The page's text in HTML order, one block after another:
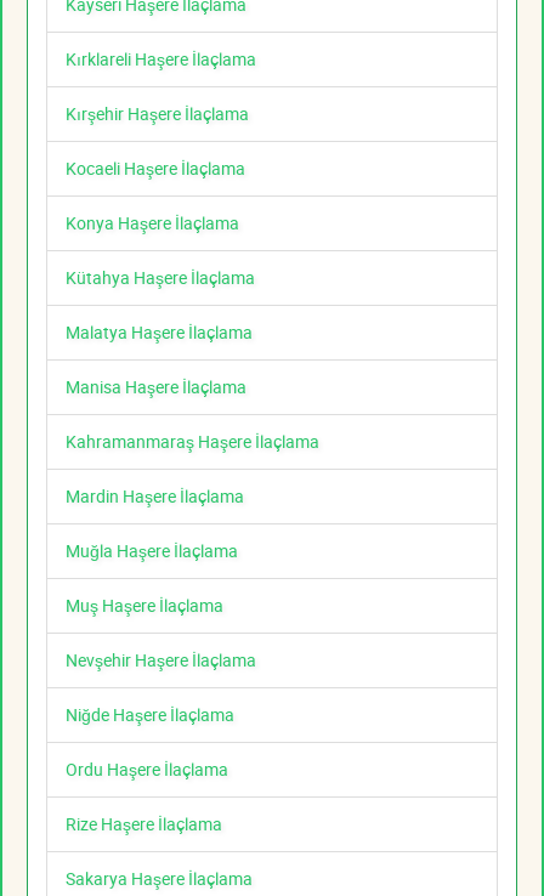
Kırklareli Haşere İlaçlama
Kırşehir Haşere İlaçlama
Kocaeli Haşere İlaçlama
Konya Haşere İlaçlama
Kütahya Haşere İlaçlama
Malatya Haşere İlaçlama
Manisa Haşere İlaçlama
Kahramanmaraş Haşere İlaçlama
Mardin Haşere İlaçlama
Muğla Haşere İlaçlama
Muş Haşere İlaçlama
Nevşehir Haşere İlaçlama
Niğde Haşere İlaçlama
Ordu Haşere İlaçlama
Rize Haşere İlaçlama
Sakarya Haşere İlaçlama